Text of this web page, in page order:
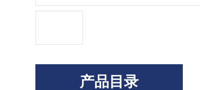
产品目录